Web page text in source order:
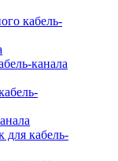
кабель-
канала
для кабель-